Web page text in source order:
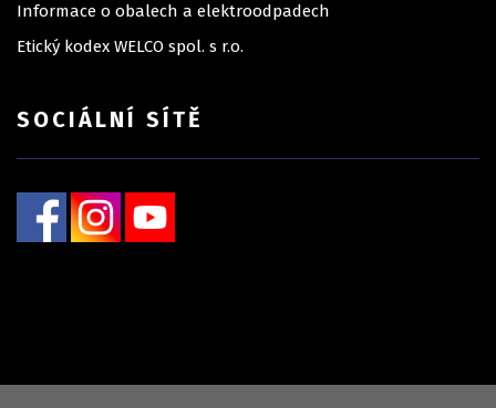
Informace o obalech a elektroodpadech
Etický kodex WELCO spol. s r.o.
SOCIÁLNÍ SÍTĚ